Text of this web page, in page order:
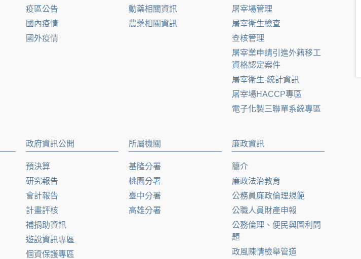
疫區公告
國內疫情
國外疫情
動藥相關資訊
農藥相關資訊
屠宰場管理
屠宰衛生檢查
查核管理
屠宰業申請引進外籍移工
資格認定案件
屠宰衛生-統計資訊
屠宰場HACCP專區
電子化製三聯單系統專區
政府資訊公開
預決算
研究報告
會計報告
計畫評核
補捐助資訊
遊說資訊專區
個資保護專區
所屬機關
基隆分署
桃園分署
臺中分署
高雄分署
廉政資訊
簡介
廉政法治教育
公務員廉政倫理規範
公職人員財產申報
公務倫理、便民與圖利問
題
政風陳情檢舉管道